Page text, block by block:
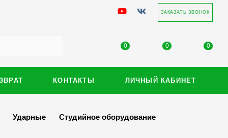
ЗАКАЗАТЬ ЗВОНОК
0 0 0
КОНТАКТЫ ЛИЧНЫЙ КАБИНЕТ
Ударные Студийное оборудование